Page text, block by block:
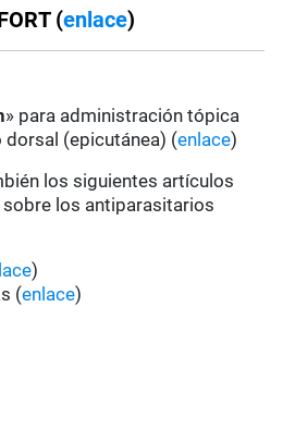
(enlace)
» para administración tópica
(epicutánea) (enlace)
los siguientes artículos
los antiparasitarios
)
(enlace)